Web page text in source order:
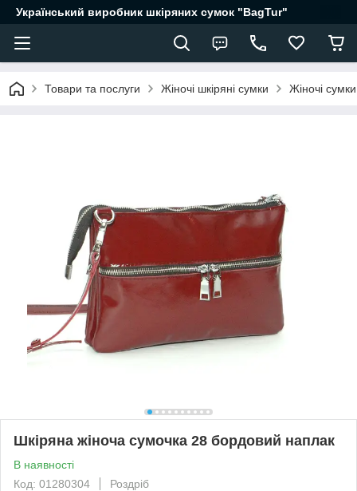
Український виробник шкіряних сумок "BagTur"
Товари та послуги Жіночі шкіряні сумки Жіночі
Шкіряна жіноча сумочка 28 бордовий наплак
В наявності
Код: 01280304
Роздріб